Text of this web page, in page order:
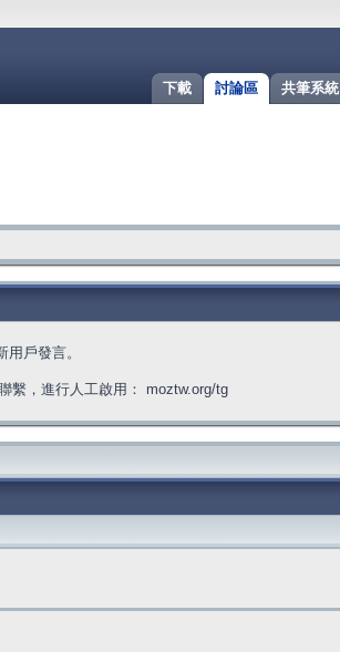
共筆系統
討論區
下載
戶發言。
繫，進行人工啟用： moztw.org/tg